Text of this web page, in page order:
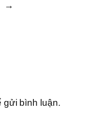
→
gửi bình luận.